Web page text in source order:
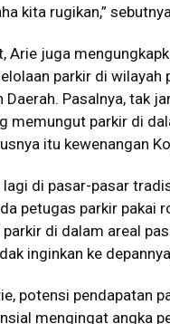
kita rugikan,”
Arie juga
parkir di wilayah
Daerah. Pasalnya, tak
memungut parkir di
itu kewenangan
lagi di pasar-pasar
petugas parkir pakai
di dalam areal
inginkan ke
potensi pendapatan
mengingat angka